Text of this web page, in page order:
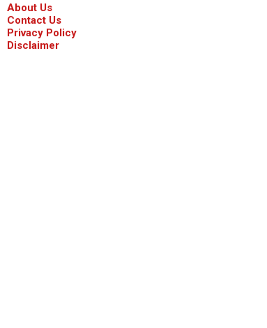
About Us
Contact Us
Privacy Policy
Disclaimer